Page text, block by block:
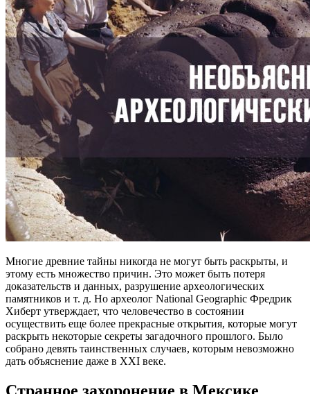
Многие древние тайны никогда не могут быть раскрыты, и
этому есть множество причин. Это может быть потеря
доказательств и данных, разрушение археологических
памятников и т. д. Но археолог National Geographic Фредрик
Хиберт утверждает, что человечество в состоянии
осуществить еще более прекрасные открытия, которые могут
раскрыть некоторые секреты загадочного прошлого. Было
собрано девять таинственных случаев, которым невозможно
дать объяснение даже в XXI веке.
Странное захоронение в Мексике